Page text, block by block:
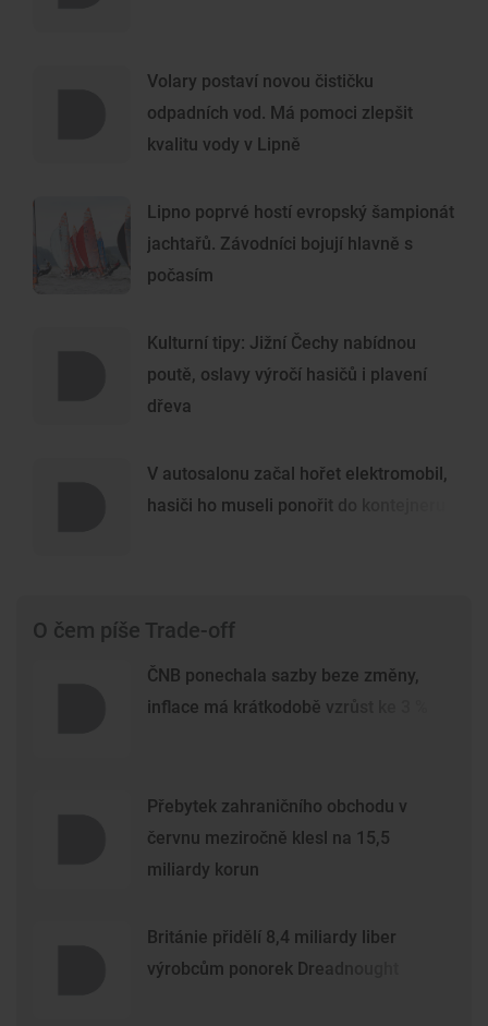
Volary postaví novou čističku
odpadních vod. Má pomoci zlepšit
kvalitu vody v Lipně
Lipno poprvé hostí evropský šampionát
jachtařů. Závodníci bojují hlavně s
počasím
Kulturní tipy: Jižní Čechy nabídnou
poutě, oslavy výročí hasičů i plavení
dřeva
V autosalonu začal hořet elektromobil,
hasiči ho museli ponořit do kontejneru
O čem píše Trade-off
ČNB ponechala sazby beze změny,
inflace má krátkodobě vzrůst ke 3 %
Přebytek zahraničního obchodu v
červnu meziročně klesl na 15,5
miliardy korun
Británie přidělí 8,4 miliardy liber
výrobcům ponorek Dreadnought